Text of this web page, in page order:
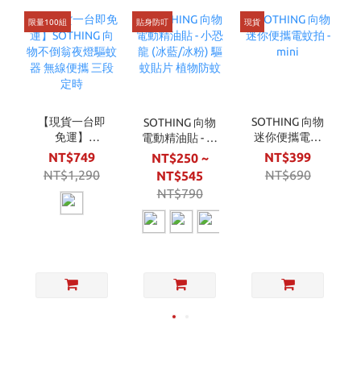
限量100組
【現貨一台即
免運】
SOTHING 向物
不倒翁夜燈驅
蚊器 無線便攜
三段定時
NT$749
NT$1,290
貼身防叮
SOTHING 向物
電動精油貼 - 小
恐龍 (冰藍/冰
物防蚊
NT$250 ~
NT$545
NT$790
現貨
SOTHING 向物
迷你便攜電蚊
拍 - mini
NT$399
NT$690